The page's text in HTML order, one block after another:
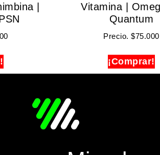
|
Vitamina |
Quantum
Precio.$75.000
¡Comprar!